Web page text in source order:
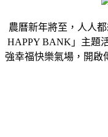
農曆新年將至，人人
HAPPY BANK」主題
強幸福快樂氣場，開啟